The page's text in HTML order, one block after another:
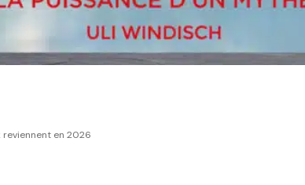
reviennent en 2026